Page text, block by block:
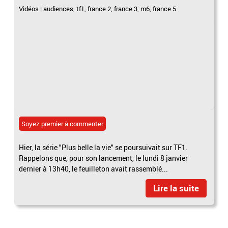
Vidéos |audiences ,tf1 ,france 2 ,france 3 m6 ,france 5
Soyez premier à commenter
Hier, la série "Plus belle la vie" se poursuivait sur TF1.
Rappelons que, pour son lancement, le lundi 8 janvier
dernier à 13h40, le feuilleton avait rassemblé...
Lire la suite